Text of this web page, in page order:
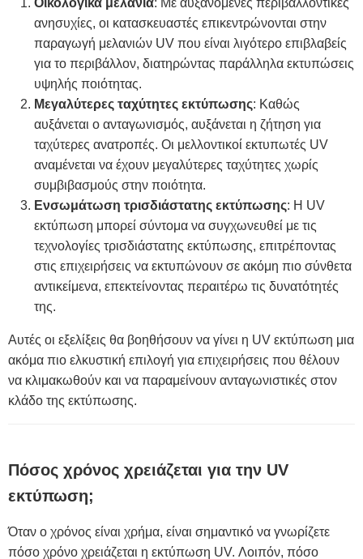
ανησυχίες, οι κατασκευαστές επικεντρώνονται στην
παραγωγή μελανιών UV που είναι λιγότερο επιβλαβείς
για το περιβάλλον, διατηρώντας παράλληλα εκτυπώσεις
υψηλής ποιότητας.
Μεγαλύτερες ταχύτητες εκτύπωσης: Καθώς
αυξάνεται ο ανταγωνισμός, αυξάνεται η ζήτηση για
ταχύτερες ανατροπές. Οι μελλοντικοί εκτυπωτές UV
αναμένεται να έχουν μεγαλύτερες ταχύτητες χωρίς
συμβιβασμούς στην ποιότητα.
Ενσωμάτωση τρισδιάστατης εκτύπωσης: Η UV
εκτύπωση μπορεί σύντομα να συγχωνευθεί με τις
τεχνολογίες τρισδιάστατης εκτύπωσης, επιτρέποντας
στις επιχειρήσεις να εκτυπώνουν σε ακόμη πιο σύνθετα
αντικείμενα, επεκτείνοντας περαιτέρω τις δυνατότητές
της.
Αυτές οι εξελίξεις θα βοηθήσουν να γίνει η UV εκτύπωση μια
ακόμα πιο ελκυστική επιλογή για επιχειρήσεις που θέλουν
να κλιμακωθούν και να παραμείνουν ανταγωνιστικές στον
κλάδο της εκτύπωσης.
Πόσος χρόνος χρειάζεται για την UV
εκτύπωση;
Όταν ο χρόνος είναι χρήμα, είναι σημαντικό να γνωρίζετε
πόσο χρόνο χρειάζεται η εκτύπωση UV. Λοιπόν, πόσο